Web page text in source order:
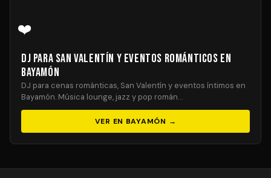
❤️
DJ para San Valentín y Eventos Románticos en
Bayamón
DJ para cenas románticas, San Valentín y eventos íntimos en
Bayamón. Música lounge, jazz y pop román…
VER EN BAYAMÓN →